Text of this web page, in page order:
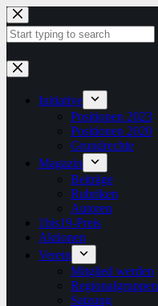
Zum
Inhalt
springen
Keine
Ergebnisse
Initiative
Positionen 2023
Positionen 2020
Grundrechte
Magazin
Beiträge
Rubriken
Autoren
1bis19-Preis
Aktionen
Verein
Mitglied werden
Regionalgruppen
Satzung